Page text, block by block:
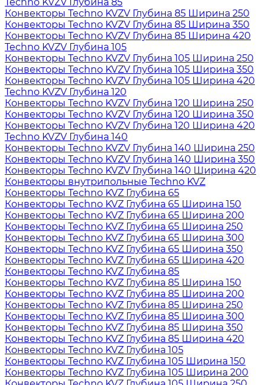
Конвекторы Techno KVZV Глубина 85 Ширина 250
Конвекторы Techno KVZV Глубина 85 Ширина 350
Конвекторы Techno KVZV Глубина 85 Ширина 420
Techno KVZV Глубина 105
Конвекторы Techno KVZV Глубина 105 Ширина 250
Конвекторы Techno KVZV Глубина 105 Ширина 350
Конвекторы Techno KVZV Глубина 105 Ширина 420
Techno KVZV Глубина 120
Конвекторы Techno KVZV Глубина 120 Ширина 250
Конвекторы Techno KVZV Глубина 120 Ширина 350
Конвекторы Techno KVZV Глубина 120 Ширина 420
Techno KVZV Глубина 140
Конвекторы Techno KVZV Глубина 140 Ширина 250
Конвекторы Techno KVZV Глубина 140 Ширина 350
Конвекторы Techno KVZV Глубина 140 Ширина 420
Конвекторы внутрипольные Techno KVZ
Конвекторы Techno KVZ Глубина 65
Конвекторы Techno KVZ Глубина 65 Ширина 150
Конвекторы Techno KVZ Глубина 65 Ширина 200
Конвекторы Techno KVZ Глубина 65 Ширина 250
Конвекторы Techno KVZ Глубина 65 Ширина 300
Конвекторы Techno KVZ Глубина 65 Ширина 350
Конвекторы Techno KVZ Глубина 65 Ширина 420
Конвекторы Techno KVZ Глубина 85
Конвекторы Techno KVZ Глубина 85 Ширина 150
Конвекторы Techno KVZ Глубина 85 Ширина 200
Конвекторы Techno KVZ Глубина 85 Ширина 250
Конвекторы Techno KVZ Глубина 85 Ширина 300
Конвекторы Techno KVZ Глубина 85 Ширина 350
Конвекторы Techno KVZ Глубина 85 Ширина 420
Конвекторы Techno KVZ Глубина 105
Конвекторы Techno KVZ Глубина 105 Ширина 150
Конвекторы Techno KVZ Глубина 105 Ширина 200